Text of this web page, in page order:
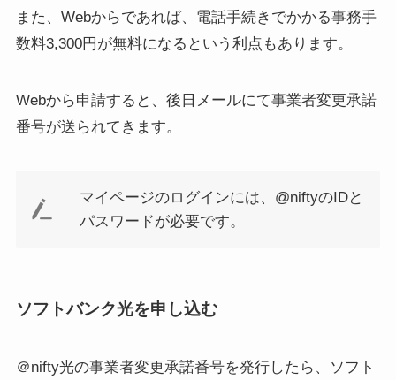
また、Webからであれば、電話手続きでかかる事務手
数料3,300円が無料になるという利点もあります。
Webから申請すると、後日メールにて事業者変更承諾
番号が送られてきます。
マイページのログインには、@niftyのIDと
パスワードが必要です。
ソフトバンク光を申し込む
＠nifty光の事業者変更承諾番号を発行したら、ソフト